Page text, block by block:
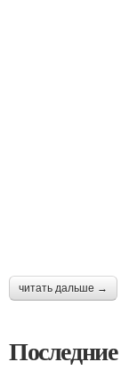
читать дальше →